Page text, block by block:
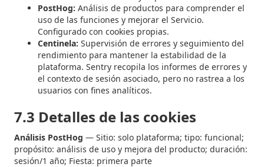
PostHog: Análisis de productos para comprender el
uso de las funciones y mejorar el Servicio.
Configurado con cookies propias.
Centinela: Supervisión de errores y seguimiento del
rendimiento para mantener la estabilidad de la
plataforma. Sentry recopila los informes de errores y
el contexto de sesión asociado, pero no rastrea a los
usuarios con fines analíticos.
7.3 Detalles de las cookies
Análisis PostHog — Sitio: solo plataforma; tipo: funcional;
propósito: análisis de uso y mejora del producto; duración:
sesión/1 año; Fiesta: primera parte